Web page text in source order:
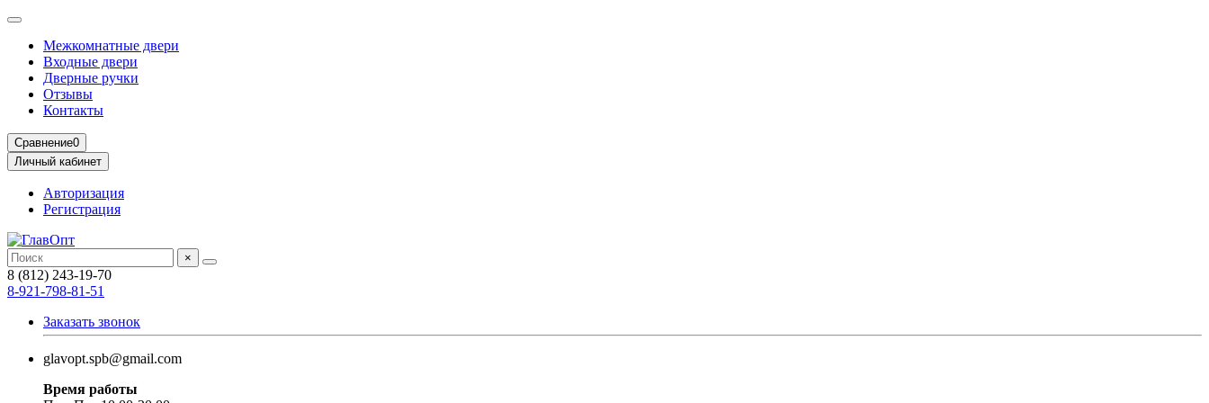
Межкомнатные двери
Входные двери
Дверные ручки
Отзывы
Контакты
Сравнение0
Личный кабинет
Авторизация
Регистрация
×
8 (812) 243-19-70
8-921-798-81-51
Заказать звонок
glavopt.spb@gmail.com
Время работы